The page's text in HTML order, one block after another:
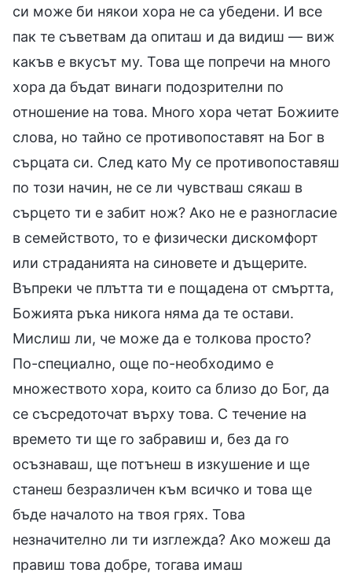
си може би някои хора не са убедени. И все
пак те съветвам да опиташ и да видиш — виж
какъв е вкусът му. Това ще попречи на много
хора да бъдат винаги подозрителни по
отношение на това. Много хора четат Божиите
слова, но тайно се противопоставят на Бог в
сърцата си. След като Му се противопоставяш
по този начин, не се ли чувстваш сякаш в
сърцето ти е забит нож? Ако не е разногласие
в семейството, то е физически дискомфорт
или страданията на синовете и дъщерите.
Въпреки че плътта ти е пощадена от смъртта,
Божията ръка никога няма да те остави.
Мислиш ли, че може да е толкова просто?
По-специално, още по-необходимо е
множеството хора, които са близо до Бог, да
се съсредоточат върху това. С течение на
времето ти ще го забравиш и, без да го
осъзнаваш, ще потънеш в изкушение и ще
станеш безразличен към всичко и това ще
бъде началото на твоя грях. Това
незначително ли ти изглежда? Ако можеш да
правиш това добре, тогава имаш